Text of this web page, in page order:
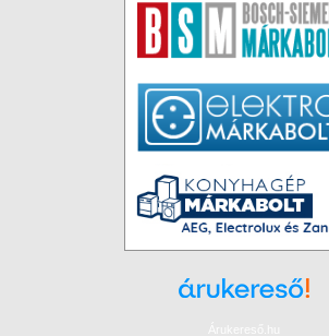
Árukereső.hu